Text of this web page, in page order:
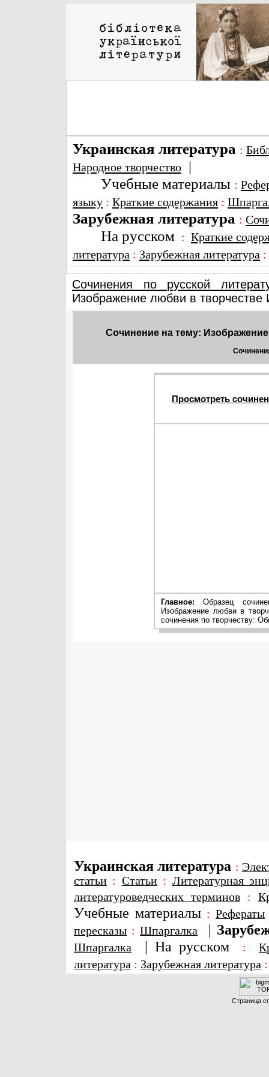
Украинская литература :
Народное творчество |
Учебные материалы :
языку : Краткие содержания :
Зарубежная литература :
На русском : Краткие
литература : Зарубежная литература
Сочинения по русской
Изображение любви в
Сочинение на тему:
Просмотреть
Главное: Образец
Изображение любви в
сочинения по творчеству:
Украинская литература :
статьи : Статьи: Литературная
литературоведческих терминов:
Учебные материалы : Рефераты
пересказы : Шпаргалка |
Шпаргалка | На русском :
литература : Зарубежная литература
Страница